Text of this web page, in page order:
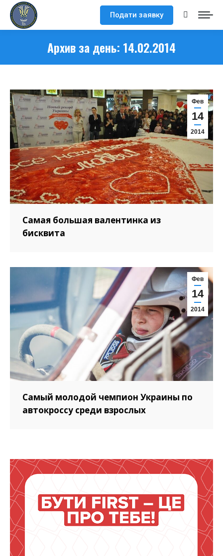
Подати заявку Поиск:
Архив за день: 14.02.2014
Фев
14
2014
Самая большая валентинка из
бисквита
Фев
14
2014
Самый молодой чемпион Украины по
автокроссу среди взрослых